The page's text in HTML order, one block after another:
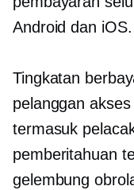
Android dan iOS.
Tingkatan
pelanggan
termasuk
pemberitahuan
gelembung